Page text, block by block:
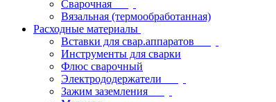
Сварочная
Вязальная (термообработанная)
Расходные материалы
Вставки для свар.аппаратов
Инструменты для сварки
Флюс сварочный
Электрододержатели
Зажим заземления